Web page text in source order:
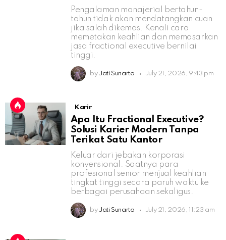
Pengalaman manajerial bertahun-
tahun tidak akan mendatangkan cuan
jika salah dikemas. Kenali cara
memetakan keahlian dan memasarkan
jasa fractional executive bernilai
tinggi.
by Jati Sunarto July 21, 2026, 9:43 pm
Karir
Apa Itu Fractional Executive?
Solusi Karier Modern Tanpa
Terikat Satu Kantor
Keluar dari jebakan korporasi
konvensional. Saatnya para
profesional senior menjual keahlian
tingkat tinggi secara paruh waktu ke
berbagai perusahaan sekaligus.
by Jati Sunarto July 21, 2026, 11:23 am